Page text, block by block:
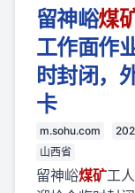
留神峪煤
工作面作
时封闭，
卡
m.sohu.com
山西省
留神峪煤矿工